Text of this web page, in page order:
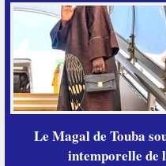
Le Magal de Touba
intemporelle de